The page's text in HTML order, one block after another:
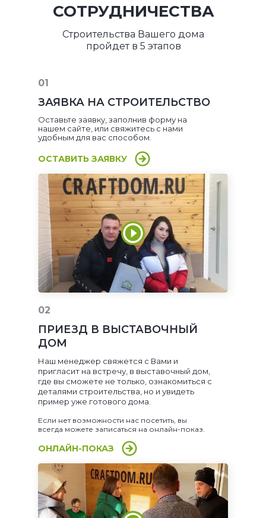
СОТРУДНИЧЕСТВА
Строительства Вашего дома
пройдет в 5 этапов
ЗАЯВКА НА СТРОИТЕЛЬСТВО
Оставьте заявку, заполнив форму на
нашем сайте, или свяжитесь с нами
удобным для вас способом.
01
ПРИЕЗД В ВЫСТАВОЧНЫЙ
ДОМ
Наш менеджер свяжется с Вами и
пригласит на встречу, в выставочный дом,
где вы сможете не только, ознакомиться с
деталями строительства, но и увидеть
пример уже готового дома.
02
ОСТАВИТЬ ЗАЯВКУ
ОНЛАЙН-ПОКАЗ
Если нет возможности нас посетить, вы
всегда можете записаться на онлайн-показ.